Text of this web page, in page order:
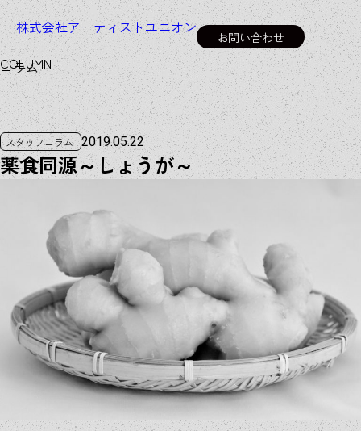
株式会社アーティストユニオン
お問い合わせ
コラム
COLUMN
スタッフコラム 2019.05.22
薬食同源～しょうが～